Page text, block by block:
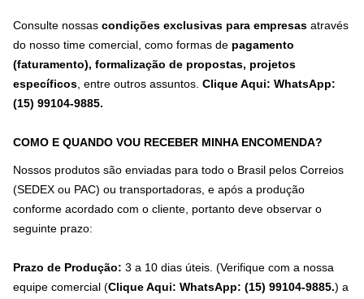
Consulte nossas condições exclusivas para empresas através
do nosso time comercial, como formas de pagamento
(faturamento), formalização de propostas, projetos
específicos , entre outros assuntos. Clique Aqui: WhatsApp:
(15) 99104-9885.
COMO E QUANDO VOU RECEBER MINHA ENCOMENDA?
Nossos produtos são enviadas para todo o Brasil pelos Correios
(SEDEX ou PAC) ou transportadoras, e após a produção
conforme acordado com o cliente, portanto deve observar o
seguinte prazo:
Prazo de Produção: 3 a 10 dias úteis. (Verifique com a nossa
equipe comercial (Clique Aqui: WhatsApp: (15) 99104-9885.) a